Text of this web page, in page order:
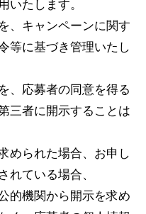
いたします。
、キャンペーンに関す
等に基づき管理いたし
、応募者の同意を得る
三者に開示することは
められた場合、お申し
れている場合、
的機関から開示を求め